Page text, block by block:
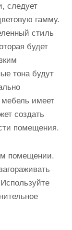
следует
гамму.
стиль
будет
тона будут
имеет
создать
помещения.
помещении.